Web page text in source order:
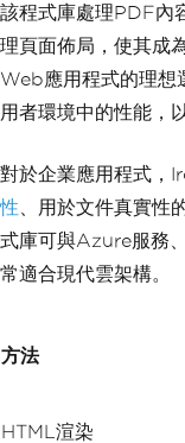
該程式庫處理PDF內
理頁面佈局，使其成
Web應用程式的理想
用者環境中的性能，
對於企業應用程式，
性 、用於文件真實性
式庫可與Azure服務
常適合現代雲架構。
方法
HTML渲染